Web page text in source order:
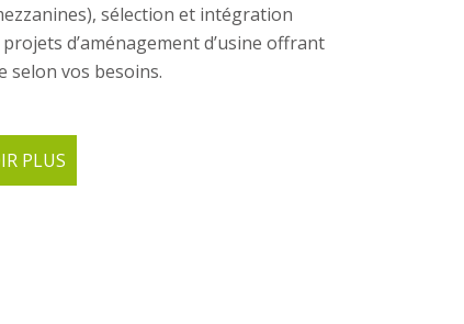
sélection et intégration
d’aménagement d’usine offrant
selon vos besoins.
PLUS